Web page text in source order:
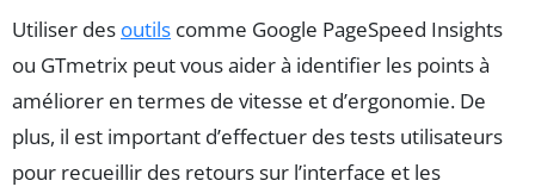
Utiliser des outils comme Google PageSpeed Insights
ou GTmetrix peut vous aider à identifier les points à
améliorer en termes de vitesse et d’ergonomie. De
plus, il est important d’effectuer des tests utilisateurs
pour recueillir des retours sur l’interface et les